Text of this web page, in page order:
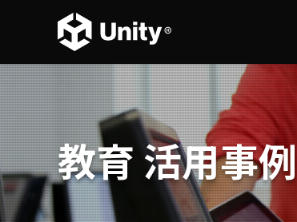
教育 活用事例